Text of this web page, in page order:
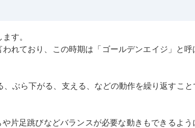
す。
れており、この時期は「ゴールデンエイジ」と呼
ぶら下がる、支える、などの動作を繰り返すこと
片足跳びなどバランスが必要な動きもできるよう